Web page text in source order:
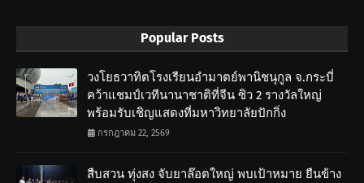
Popular Posts
วงโยธวาทิตโรงเรียนอำมาตย์พานิชนุกูล จ.กระบี่
คว้าแชมป์เวทีนานาชาติที่จีน ซิว 2 รางวัลใหญ่
พร้อมรับเชิญแสดงที่มหาวิทยาลัยปักกิ่ง
กรกฎาคม 22, 2569
สืบสวน ทุ่งสง จับยาล๊อตใหญ่ พบเป้าหมาย ยืนข้าง